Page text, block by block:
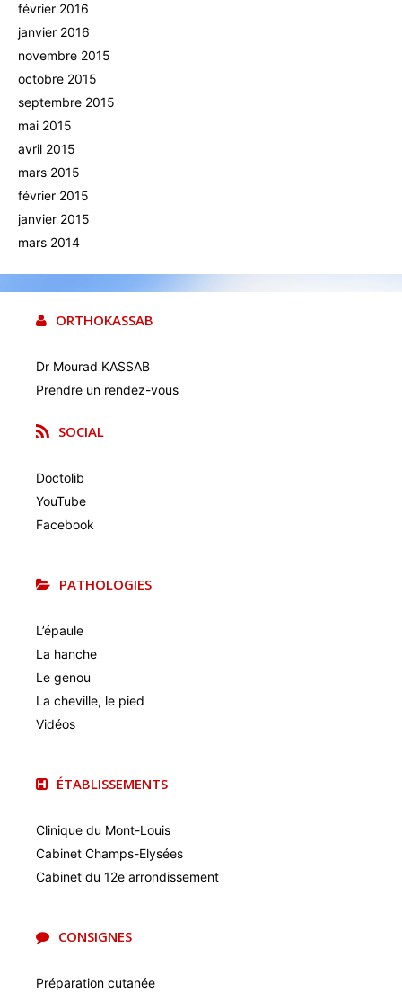
février 2016
janvier 2016
novembre 2015
octobre 2015
septembre 2015
mai 2015
avril 2015
mars 2015
février 2015
janvier 2015
mars 2014
ORTHOKASSAB
Dr Mourad KASSAB
Prendre un rendez-vous
SOCIAL
Doctolib
YouTube
Facebook
PATHOLOGIES
L’épaule
La hanche
Le genou
La cheville, le pied
Vidéos
ÉTABLISSEMENTS
Clinique du Mont-Louis
Cabinet Champs-Elysées
Cabinet du 12e arrondissement
CONSIGNES
Préparation cutanée